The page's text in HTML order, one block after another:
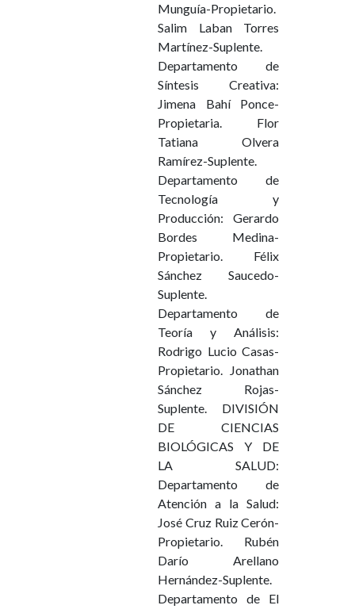
Munguía-Propietario.
Salim Laban Torres
Martínez-Suplente.
Departamento de
Síntesis Creativa:
Jimena Bahí Ponce-
Propietaria. Flor
Tatiana Olvera
Ramírez-Suplente.
Departamento de
Tecnología y
Producción: Gerardo
Bordes Medina-
Propietario. Félix
Sánchez Saucedo-
Suplente.
Departamento de
Teoría y Análisis:
Rodrigo Lucio Casas-
Propietario. Jonathan
Sánchez Rojas-
Suplente. DIVISIÓN
DE CIENCIAS
BIOLÓGICAS Y DE
LA SALUD:
Departamento de
Atención a la Salud:
José Cruz Ruiz Cerón-
Propietario. Rubén
Darío Arellano
Hernández-Suplente.
Departamento de El